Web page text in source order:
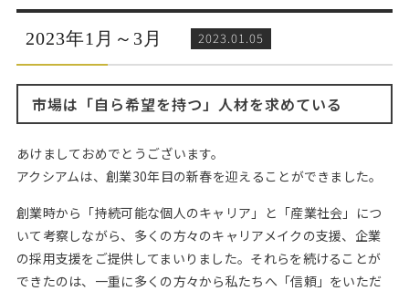
MBA留学生数の推移
MBAを生かす求人特集
年齢と年収の相関図
外資系／面接攻略のコツ
キャリアに効く一冊
キャリアフォーラム
Career Talk Live
MBA NETWORKING
パブリシティ
2023年1月～3月 2023.01.05
市場は「自ら希望を持つ」人材を求めている
あけましておめでとうございます。
アクシアムは、創業30年目の新春を迎えることができました。
創業時から「持続可能な個人のキャリア」と「産業社会」につ
いて考察しながら、多くの方々のキャリアメイクの支援、企業
の採用支援をご提供してまいりました。それらを続けることが
できたのは、一重に多くの方々から私たちへ「信頼」をいただ